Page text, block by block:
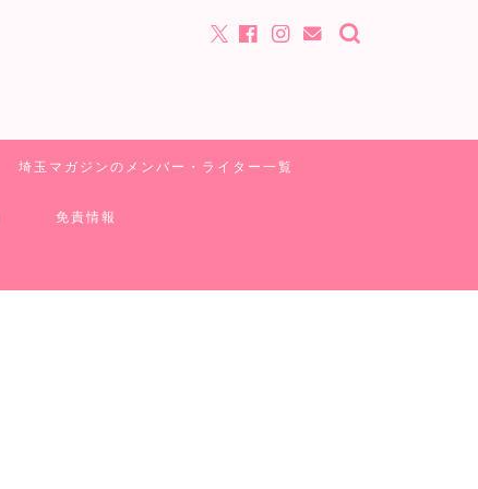
埼玉マガジンのメンバー・ライター一覧
免責情報